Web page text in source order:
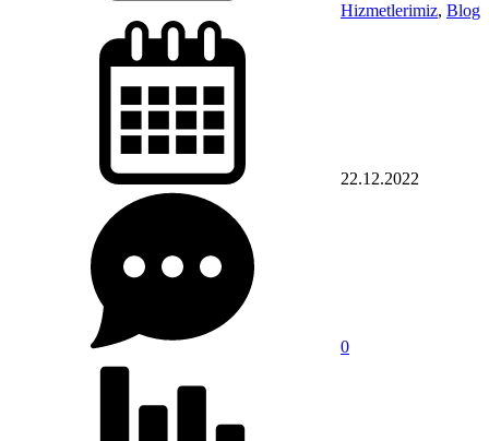
Hizmetlerimiz, Blog
22.12.2022
0